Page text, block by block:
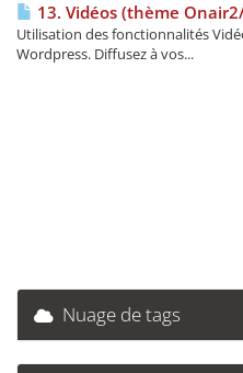
13. Vidéos (thème
Utilisation des fonctionnalités
Wordpress. Diffusez à vos...
Nuage de tags